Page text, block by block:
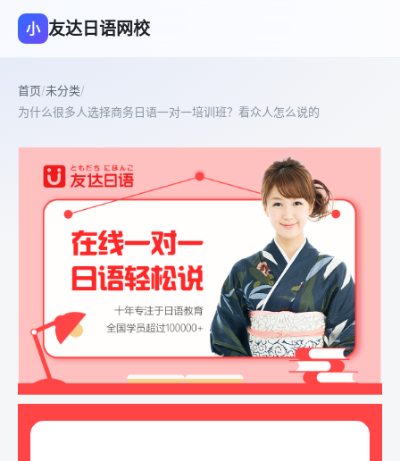
小 友达日语网校
首页/未分类/
为什么很多人选择商务日语一对一培训班？看众人怎么说的